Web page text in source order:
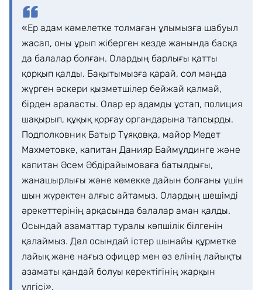
«Ер адам кәмелетке толмаған ұлымызға шабуыл
жасап, оны ұрып жіберген кезде жанында басқа
да балалар болған. Олардың барлығы қатты
қорқып қалды. Бақытымызға қарай, сол маңда
жүрген әскери қызметшілер бейжай қалмай,
бірден араласты. Олар ер адамды ұстап, полиция
шақырып, құқық қорғау органдарына тапсырды.
Подполковник Батыр Тұяқовқа, майор Медет
Махметовке, капитан Данияр Баймұлдинге және
капитан Әсем Әбдірайымоваға батылдығы,
жанашырлығы және көмекке дайын болғаны үшін
шын жүректен алғыс айтамыз. Олардың шешімді
әрекеттерінің арқасында балалар аман қалды.
Осындай азаматтар туралы көпшілік білгенін
қалаймыз. Дәл осындай істер шынайы құрметке
лайық және нағыз офицер мен өз елінің лайықты
азаматы қандай болуы керектігінің жарқын
үлгісі».